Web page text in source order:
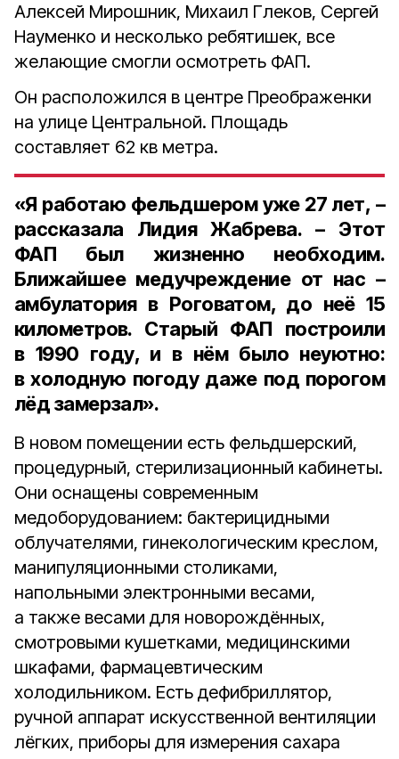
Алексей Мирошник, Михаил Глеков, Сергей
Науменко и несколько ребятишек, все
желающие смогли осмотреть ФАП.
Он расположился в центре Преображенки
на улице Центральной. Площадь
составляет 62 кв метра.
«Я работаю фельдшером уже 27 лет, –
рассказала Лидия Жабрева. – Этот
ФАП был жизненно необходим.
Ближайшее медучреждение от нас –
амбулатория в Роговатом, до неё 15
километров. Старый ФАП построили
в 1990 году, и в нём было неуютно:
в холодную погоду даже под порогом
лёд замерзал».
В новом помещении есть фельдшерский,
процедурный, стерилизационный кабинеты.
Они оснащены современным
медоборудованием: бактерицидными
облучателями, гинекологическим креслом,
манипуляционными столиками,
напольными электронными весами,
а также весами для новорождённых,
смотровыми кушетками, медицинскими
шкафами, фармацевтическим
холодильником. Есть дефибриллятор,
ручной аппарат искусственной вентиляции
лёгких, приборы для измерения сахара